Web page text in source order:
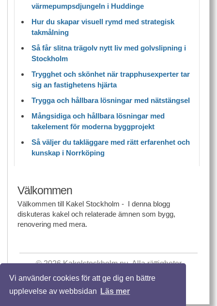
Vi använder cookies för att ge dig en bättre
upplevelse av webbsidan
Läs mer
värmepumpsdjungeln i Huddinge
Hur du skapar visuell rymd med strategisk
takmålning
Så får slitna trägolv nytt liv med golvslipning i
Stockholm
Trygghet och skönhet när trapphusexperter tar
sig an fastighetens hjärta
Trygga och hållbara lösningar med nätstängsel
Mångsidiga och hållbara lösningar med
takelement för moderna byggprojekt
Så väljer du takläggare med rätt erfarenhet och
kunskap i Norrköping
Välkommen
Välkommen till Kakel Stockholm - I denna blogg
diskuteras kakel och relaterade ämnen som bygg,
renovering med mera.
© 2026 Kakelstockholm.nu. Alla rättigheter
förbehållna.
Template design by Andreas Viklund